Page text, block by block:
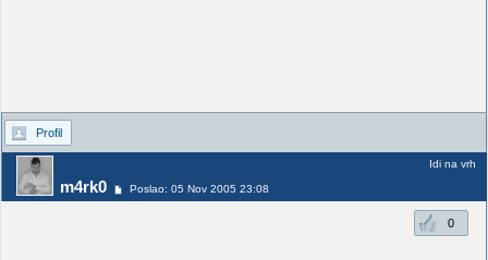
Profil
m4rk0 Poslao: 05 Nov 2005 23:08
Idi na vrh
0